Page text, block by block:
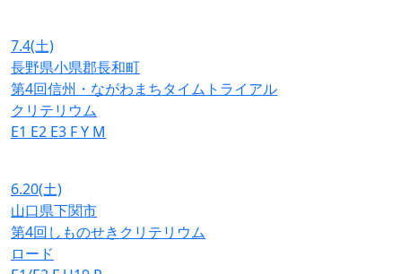
7.4(土)
長野県小県郡長和町
第4回信州・ながわまちタイムトライアル
クリテリウム
E1 E2 E3 FY M
6.20(土)
山口県下関市
第4回しものせきクリテリウム
ロード